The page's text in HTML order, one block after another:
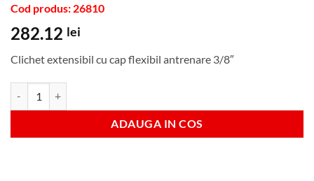
Cod produs: 26810
282.12 lei
Clichet extensibil cu cap flexibil antrenare 3/8″
ADAUGA IN COS